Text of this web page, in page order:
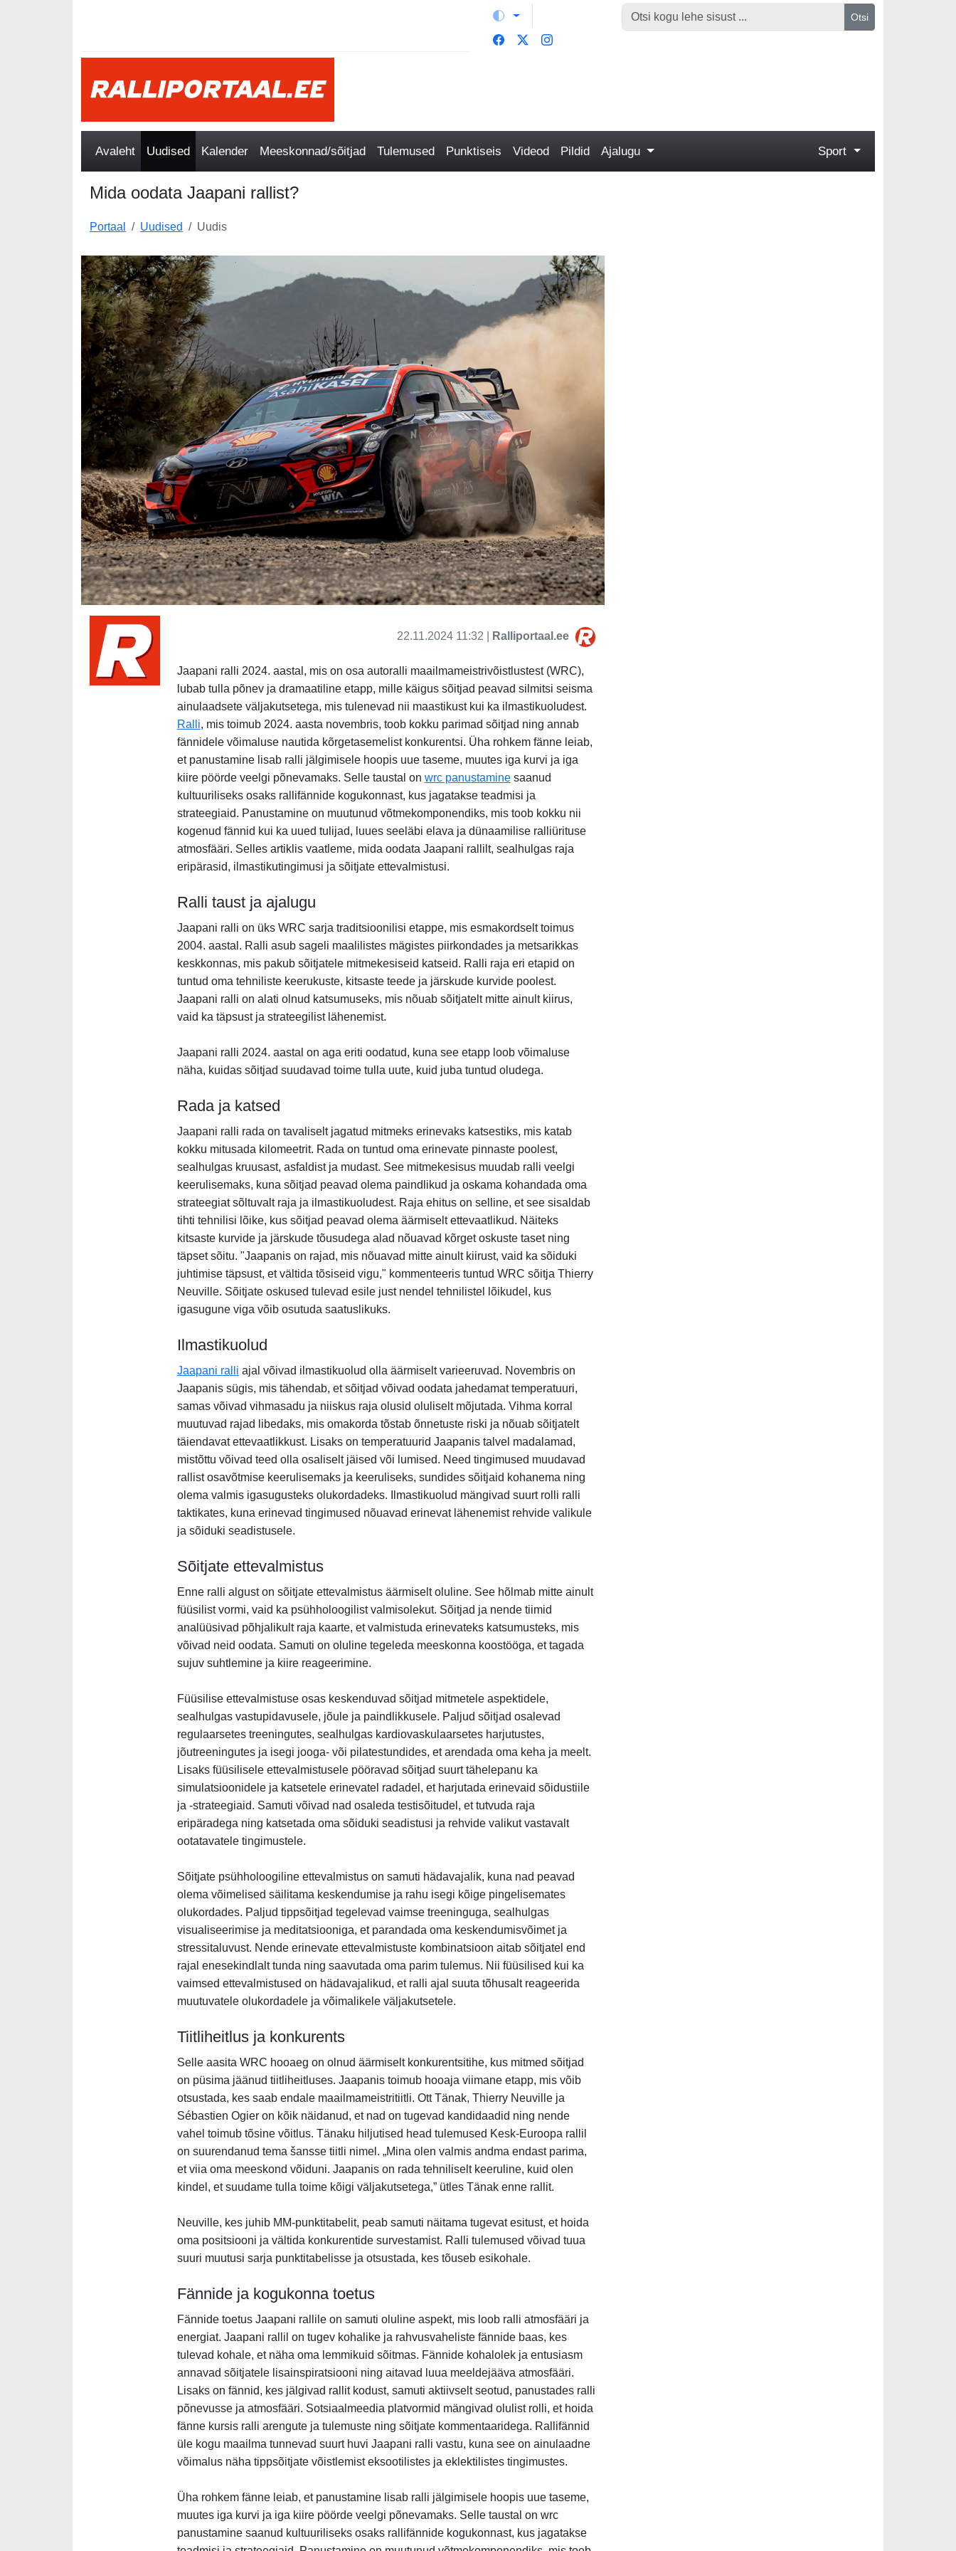
Otsi
Avaleht Uudised Kalender Meeskonnad/sõitjad Tulemused Punktiseis Videod Pildid Ajalugu Sport
Mida oodata Jaapani rallist?
Portaal Uudised Uudis
22.11.2024 11:32 | Ralliportaal.ee
Jaapani ralli 2024. aastal, mis on osa autoralli maailmameistrivõistlustest (WRC),
lubab tulla põnev ja dramaatiline etapp, mille käigus sõitjad peavad silmitsi seisma
ainulaadsete väljakutsetega, mis tulenevad nii maastikust kui ka ilmastikuoludest.
Ralli, mis toimub 2024. aasta novembris, toob kokku parimad sõitjad ning annab
fännidele võimaluse nautida kõrgetasemelist konkurentsi. Üha rohkem fänne leiab,
et panustamine lisab ralli jälgimisele hoopis uue taseme, muutes iga kurvi ja iga
kiire pöörde veelgi põnevamaks. Selle taustal on wrc panustaminesaanud
kultuuriliseks osaks rallifännide kogukonnast, kus jagatakse teadmisi ja
strateegiaid. Panustamine on muutunud võtmekomponendiks, mis toob kokku nii
kogenud fännid kui ka uued tulijad, luues seeläbi elava ja dünaamilise ralliürituse
atmosfääri. Selles artiklis vaatleme, mida oodata Jaapani rallilt, sealhulgas raja
eripärasid, ilmastikutingimusi ja sõitjate ettevalmistusi.
Ralli taust ja ajalugu
Jaapani ralli on üks WRC sarja traditsioonilisi etappe, mis esmakordselt toimus
2004. aastal. Ralli asub sageli maalilistes mägistes piirkondades ja metsarikkas
keskkonnas, mis pakub sõitjatele mitmekesiseid katseid. Ralli raja eri etapid on
tuntud oma tehniliste keerukuste, kitsaste teede ja järskude kurvide poolest.
Jaapani ralli on alati olnud katsumuseks, mis nõuab sõitjatelt mitte ainult kiirus,
vaid ka täpsust ja strateegilist lähenemist.
Jaapani ralli 2024. aastal on aga eriti oodatud, kuna see etapp loob võimaluse
näha, kuidas sõitjad suudavad toime tulla uute, kuid juba tuntud oludega.
Rada ja katsed
Jaapani ralli rada on tavaliselt jagatud mitmeks erinevaks katsestiks, mis katab
kokku mitusada kilomeetrit. Rada on tuntud oma erinevate pinnaste poolest,
sealhulgas kruusast, asfaldist ja mudast. See mitmekesisus muudab ralli veelgi
keerulisemaks, kuna sõitjad peavad olema paindlikud ja oskama kohandada oma
strateegiat sõltuvalt raja ja ilmastikuoludest. Raja ehitus on selline, et see sisaldab
tihti tehnilisi lõike, kus sõitjad peavad olema äärmiselt ettevaatlikud. Näiteks
kitsaste kurvide ja järskude tõusudega alad nõuavad kõrget oskuste taset ning
täpset sõitu. "Jaapanis on rajad, mis nõuavad mitte ainult kiirust, vaid ka sõiduki
juhtimise täpsust, et vältida tõsiseid vigu," kommenteeris tuntud WRC sõitja Thierry
Neuville. Sõitjate oskused tulevad esile just nendel tehnilistel lõikudel, kus
igasugune viga võib osutuda saatuslikuks.
Ilmastikuolud
Jaapani ralli ajal võivad ilmastikuolud olla äärmiselt varieeruvad. Novembris on
Jaapanis sügis, mis tähendab, et sõitjad võivad oodata jahedamat temperatuuri,
samas võivad vihmasadu ja niiskus raja olusid oluliselt mõjutada. Vihma korral
muutuvad rajad libedaks, mis omakorda tõstab õnnetuste riski ja nõuab sõitjatelt
täiendavat ettevaatlikkust. Lisaks on temperatuurid Jaapanis talvel madalamad,
mistõttu võivad teed olla osaliselt jäised või lumised. Need tingimused muudavad
rallist osavõtmise keerulisemaks ja keeruliseks, sundides sõitjaid kohanema ning
olema valmis igasugusteks olukordadeks. Ilmastikuolud mängivad suurt rolli ralli
taktikates, kuna erinevad tingimused nõuavad erinevat lähenemist rehvide valikule
ja sõiduki seadistusele.
Sõitjate ettevalmistus
Enne ralli algust on sõitjate ettevalmistus äärmiselt oluline. See hõlmab mitte ainult
füüsilist vormi, vaid ka psühholoogilist valmisolekut. Sõitjad ja nende tiimid
analüüsivad põhjalikult raja kaarte, et valmistuda erinevateks katsumusteks, mis
võivad neid oodata. Samuti on oluline tegeleda meeskonna koostööga, et tagada
sujuv suhtlemine ja kiire reageerimine.
Füüsilise ettevalmistuse osas keskenduvad sõitjad mitmetele aspektidele,
sealhulgas vastupidavusele, jõule ja paindlikkusele. Paljud sõitjad osalevad
regulaarsetes treeningutes, sealhulgas kardiovaskulaarsetes harjutustes,
jõutreeningutes ja isegi jooga- või pilatestundides, et arendada oma keha ja meelt.
Lisaks füüsilisele ettevalmistusele pööravad sõitjad suurt tähelepanu ka
simulatsioonidele ja katsetele erinevatel radadel, et harjutada erinevaid sõidustiile
ja -strateegiaid. Samuti võivad nad osaleda testisõitudel, et tutvuda raja
eripäradega ning katsetada oma sõiduki seadistusi ja rehvide valikut vastavalt
ootatavatele tingimustele.
Sõitjate psühholoogiline ettevalmistus on samuti hädavajalik, kuna nad peavad
olema võimelised säilitama keskendumise ja rahu isegi kõige pingelisemates
olukordades. Paljud tippsõitjad tegelevad vaimse treeninguga, sealhulgas
visualiseerimise ja meditatsiooniga, et parandada oma keskendumisvõimet ja
stressitaluvust. Nende erinevate ettevalmistuste kombinatsioon aitab sõitjatel end
rajal enesekindlalt tunda ning saavutada oma parim tulemus. Nii füüsilised kui ka
vaimsed ettevalmistused on hädavajalikud, et ralli ajal suuta tõhusalt reageerida
muutuvatele olukordadele ja võimalikele väljakutsetele.
Tiitliheitlus ja konkurents
Selle aasita WRC hooaeg on olnud äärmiselt konkurentsitihe, kus mitmed sõitjad
on püsima jäänud tiitliheitluses. Jaapanis toimub hooaja viimane etapp, mis võib
otsustada, kes saab endale maailmameistritiitli. Ott Tänak, Thierry Neuville ja
Sébastien Ogier on kõik näidanud, et nad on tugevad kandidaadid ning nende
vahel toimub tõsine võitlus. Tänaku hiljutised head tulemused Kesk-Euroopa rallil
on suurendanud tema šansse tiitli nimel. „Mina olen valmis andma endast parima,
et viia oma meeskond võiduni. Jaapanis on rada tehniliselt keeruline, kuid olen
kindel, et suudame tulla toime kõigi väljakutsetega,” ütles Tänak enne rallit.
Neuville, kes juhib MM-punktitabelit, peab samuti näitama tugevat esitust, et hoida
oma positsiooni ja vältida konkurentide survestamist. Ralli tulemused võivad tuua
suuri muutusi sarja punktitabelisse ja otsustada, kes tõuseb esikohale.
Fännide ja kogukonna toetus
Fännide toetus Jaapani rallile on samuti oluline aspekt, mis loob ralli atmosfääri ja
energiat. Jaapani rallil on tugev kohalike ja rahvusvaheliste fännide baas, kes
tulevad kohale, et näha oma lemmikuid sõitmas. Fännide kohalolek ja entusiasm
annavad sõitjatele lisainspiratsiooni ning aitavad luua meeldejääva atmosfääri.
Lisaks on fännid, kes jälgivad rallit kodust, samuti aktiivselt seotud, panustades ralli
põnevusse ja atmosfääri. Sotsiaalmeedia platvormid mängivad olulist rolli, et hoida
fänne kursis ralli arengute ja tulemuste ning sõitjate kommentaaridega. Rallifännid
üle kogu maailma tunnevad suurt huvi Jaapani ralli vastu, kuna see on ainulaadne
võimalus näha tippsõitjate võistlemist eksootilistes ja eklektilistes tingimustes.
Üha rohkem fänne leiab, et panustamine lisab ralli jälgimisele hoopis uue taseme,
muutes iga kurvi ja iga kiire pöörde veelgi põnevamaks. Selle taustal on wrc
panustamine saanud kultuuriliseks osaks rallifännide kogukonnast, kus jagatakse